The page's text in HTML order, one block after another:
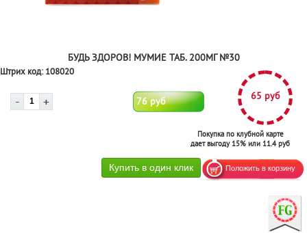
БУДЬ ЗДОРОВ! МУМИЕ ТАБ. 200МГ №30
Штрих код:108020
76 руб 65 руб
Покупка по клубной карте
дает выгоду 15% или 11.4 руб